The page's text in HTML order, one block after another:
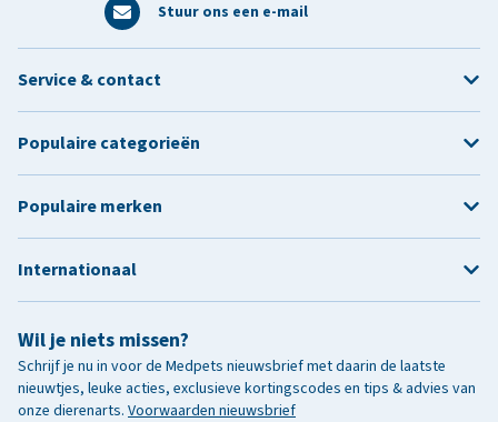
Stuur ons een e-mail
Wil je niets missen?
Schrijf je nu in voor de Medpets nieuwsbrief met daarin de laatste
nieuwtjes, leuke acties, exclusieve kortingscodes en tips & advies van
onze dierenarts. Voorwaarden nieuwsbrief
Service & contact
Populaire categorieën
Populaire merken
Internationaal